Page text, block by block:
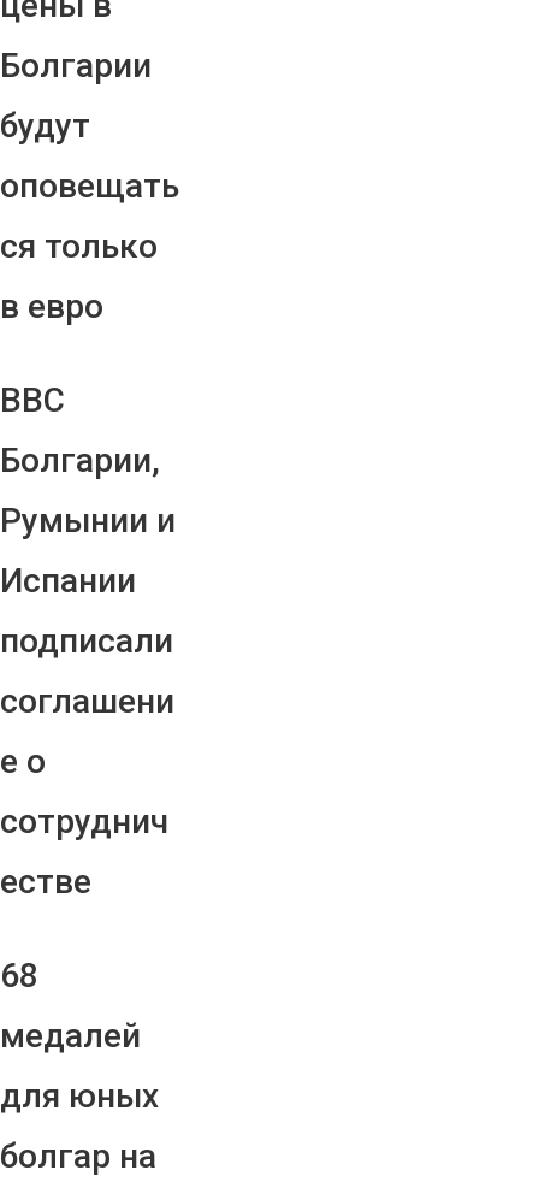
Болгарии
будут
оповещать
ся только
в евро
ВВС
Болгарии,
Румынии и
Испании
подписали
соглашени
е о
сотруднич
естве
68
медалей
для юных
болгар на